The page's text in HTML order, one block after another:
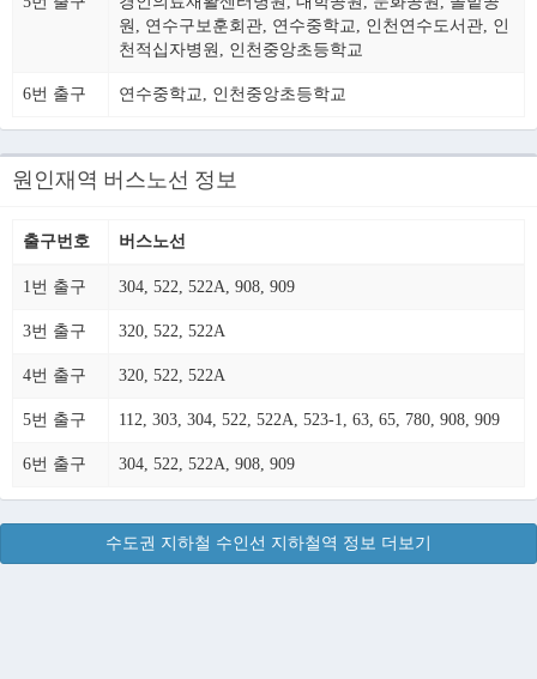
원, 연수구보훈회관, 연수중학교, 인천연수도서관, 인
천적십자병원, 인천중앙초등학교
6번 출구 연수중학교, 인천중앙초등학교
원인재역 버스노선 정보
출구번호 버스노선
1번 출구 304, 522, 522A, 908, 909
3번 출구 320, 522, 522A
4번 출구 320, 522, 522A
5번 출구 112, 303, 304, 522, 522A, 523-1, 63, 65, 780, 908, 909
6번 출구 304, 522, 522A, 908, 909
수도권 지하철 수인선 지하철역 정보 더보기